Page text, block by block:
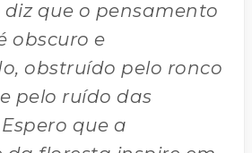
que o pensamento
obscuro e
obstruído pelo ronco
pelo ruído das
que a